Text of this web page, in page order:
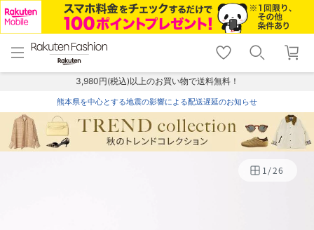
menu home
トップ
shopping_cart lock_outline
ログイン
3,980円(税込)以上のお買い物で送料無料！
熊本県を中心とする地震の影響による配送遅延のお知らせ
1/26